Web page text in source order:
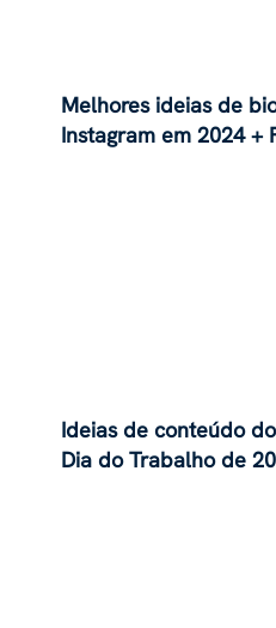
Melhores ideias de
Instagram em 2024 +
Ideias de conteúdo
Dia do Trabalho de